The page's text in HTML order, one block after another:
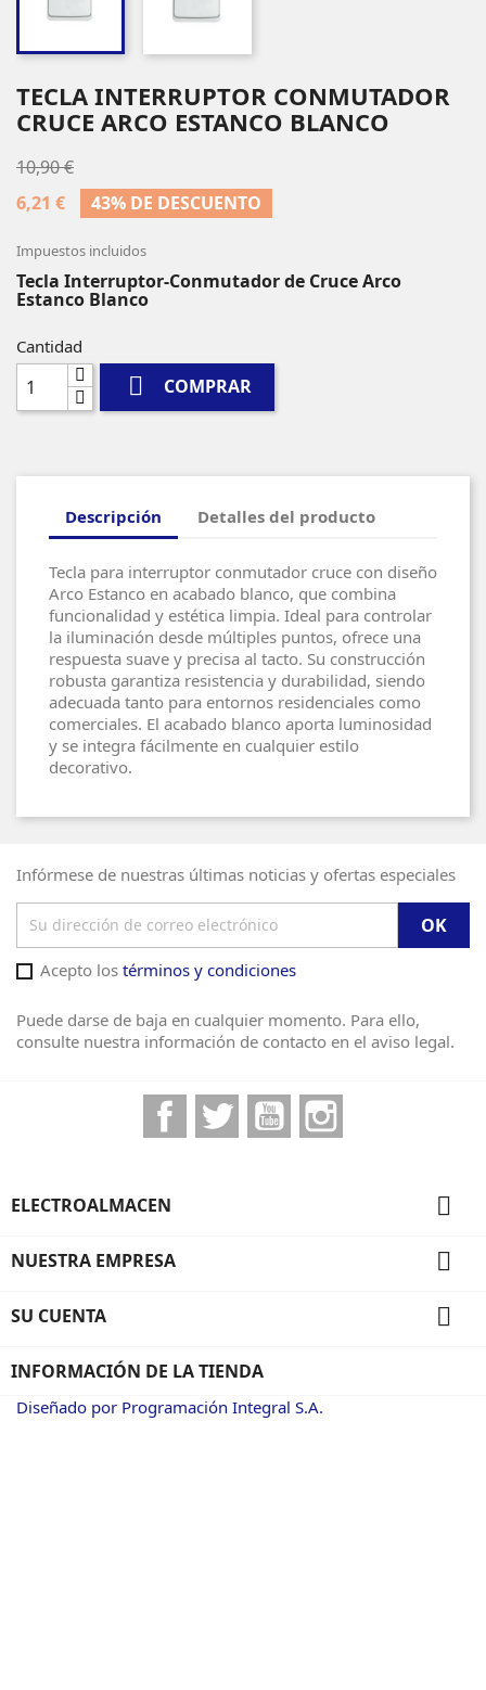
TECLA INTERRUPTOR CONMUTADOR
CRUCE ARCO ESTANCO BLANCO
10,90 €
6,21 €
43% DE DESCUENTO
Impuestos incluidos
Tecla Interruptor-Conmutador de Cruce Arco
Estanco Blanco
Cantidad
 COMPRAR
Descripción Detalles del producto
Tecla para interruptor conmutador cruce con diseño
Arco Estanco en acabado blanco, que combina
funcionalidad y estética limpia. Ideal para controlar
la iluminación desde múltiples puntos, ofrece una
respuesta suave y precisa al tacto. Su construcción
robusta garantiza resistencia y durabilidad, siendo
adecuada tanto para entornos residenciales como
comerciales. El acabado blanco aporta luminosidad
y se integra fácilmente en cualquier estilo
decorativo.
Infórmese de nuestras últimas noticias y ofertas especiales
Acepto los términos y condiciones
Puede darse de baja en cualquier momento. Para ello,
consulte nuestra información de contacto en el aviso legal.
FacebookTwitter YouTube
ELECTROALMACEN 
NUESTRA EMPRESA 
SU CUENTA 
INFORMACIÓN DE LA TIENDA
Diseñado por Programación Integral S.A.